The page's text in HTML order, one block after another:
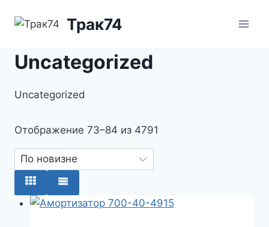
Трак74
Uncategorized
Uncategorized
Отображение 73–84 из 4791